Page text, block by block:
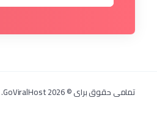
تمامی حقوق برای © 2026 GoViralHost. محفوط می باشد.